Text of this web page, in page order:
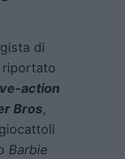
di
riportato
action
Bros,
Barbie